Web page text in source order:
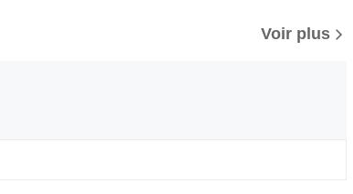
Voir plus